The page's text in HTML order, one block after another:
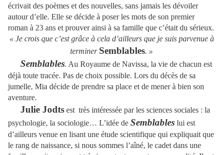
écrivait des poèmes et des nouvelles, sans jamais les dévoiler
autour d’elle. Elle se décide à poser les mots de son premier
roman à 23 ans et prouver ainsi à sa famille que c’était du sérieux.
« Je crois que c’est grâce à cela d’ailleurs que je suis parvenue à
terminer Semblables. »
Semblables. Au Royaume de Navissa, la vie de chacun est
déjà toute tracée. Pas de choix possible. Lors du décès de sa
jumelle, Mia décide de prendre sa place et de mener à bien son
aventure.
Julie Jodts est très intéressée par les sciences sociales : la
psychologie, la sociologie… L’idée de Semblables lui est
d’ailleurs venue en lisant une étude scientifique qui expliquait que
le rang de naissance, si nous sommes l’aîné, le cadet dans une